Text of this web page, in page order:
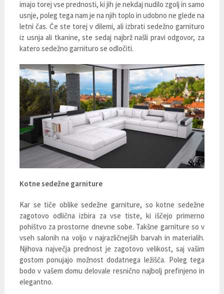
imajo torej vse prednosti, ki jih je nekdaj nudilo zgolj in samo
usnje, poleg tega nam je na njih toplo in udobno ne glede na
letni čas. Če ste torej v dilemi, ali izbrati sedežno garnituro
iz usnja ali tkanine, ste sedaj najbrž našli pravi odgovor, za
katero sedežno garnituro se odločiti.
Kotne sedežne garniture
Kar se tiče oblike sedežne garniture, so kotne sedežne
zagotovo odlična izbira za vse tiste, ki iščejo primerno
pohištvo za prostorne dnevne sobe. Takšne garniture so v
vseh salonih na voljo v najrazličnejših barvah in materialih.
Njihova največja prednost je zagotovo velikost, saj vašim
gostom ponujajo možnost dodatnega ležišča. Poleg tega
bodo v vašem domu delovale resnično najbolj prefinjeno in
elegantno.